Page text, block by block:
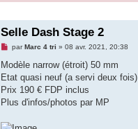
Selle Dash Stage 2
M
s
a
g
n
n
parMarc 4 tri » 08 avr. 2021, 20:38
Modèle narrow (étroit) 50 mm
Etat quasi neuf (a servi deux fois)
Prix 190 € FDP inclus
Plus d'infos/photos par MP